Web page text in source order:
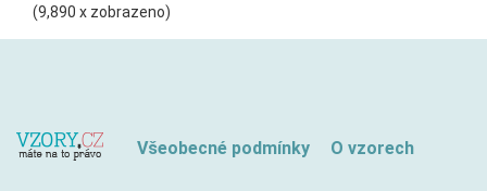
(9,890 x zobrazeno)
Všeobecné podmínky O vzorech